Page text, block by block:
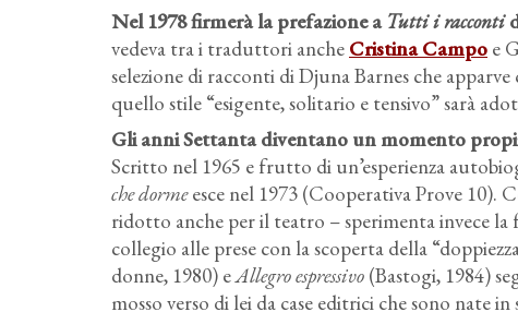
Nel 1978 firmerà la prefazione aTutti i racconti
vedeva tra i traduttori anche Cristina Campo e
selezione di racconti di Djuna Barnes che
quello stile “esigente, solitario e tensivo” sarà
Gli anni Settanta diventano un momento
Scritto nel 1965 e frutto di un’esperienza
che dormeesce nel 1973 (Cooperativa Prove 10).
ridotto anche per il teatro – sperimenta invece
collegio alle prese con la scoperta della
donne, 1980) eAllegro espressivo (Bastogi, 1984)
mosso verso di lei da case editrici che sono nate